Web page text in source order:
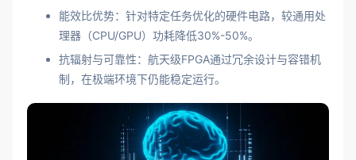
能效比优势：针对特定任务优化的硬件电路，较通用处
理器（CPU/GPU）功耗降低30%-50%。
抗辐射与可靠性：航天级FPGA通过冗余设计与容错机
制，在极端环境下仍能稳定运行。